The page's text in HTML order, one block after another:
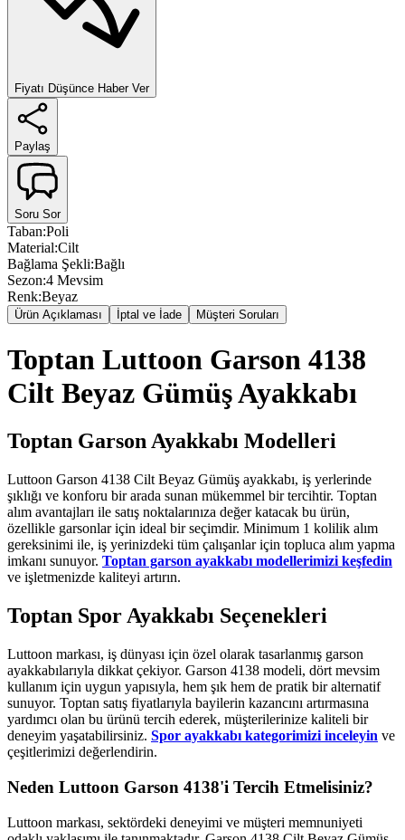
Fiyatı Düşünce Haber Ver
Paylaş
Soru Sor
Taban:Poli
Material:Cilt
Bağlama Şekli:Bağlı
Sezon:4 Mevsim
Renk:Beyaz
Ürün Açıklaması İptal ve İade Müşteri Soruları
Toptan Luttoon Garson 4138
Cilt Beyaz Gümüş Ayakkabı
Toptan Garson Ayakkabı Modelleri
Luttoon Garson 4138 Cilt Beyaz Gümüş ayakkabı, iş yerlerinde
şıklığı ve konforu bir arada sunan mükemmel bir tercihtir. Toptan
alım avantajları ile satış noktalarınıza değer katacak bu ürün,
özellikle garsonlar için ideal bir seçimdir. Minimum 1 kolilik alım
gereksinimi ile, iş yerinizdeki tüm çalışanlar için topluca alım yapma
imkanı sunuyor. Toptan garson ayakkabı modellerimizi keşfedin
ve işletmenizde kaliteyi artırın.
Toptan Spor Ayakkabı Seçenekleri
Luttoon markası, iş dünyası için özel olarak tasarlanmış garson
ayakkabılarıyla dikkat çekiyor. Garson 4138 modeli, dört mevsim
kullanım için uygun yapısıyla, hem şık hem de pratik bir alternatif
sunuyor. Toptan satış fiyatlarıyla bayilerin kazancını artırmasına
yardımcı olan bu ürünü tercih ederek, müşterilerinize kaliteli bir
deneyim yaşatabilirsiniz. Spor ayakkabı kategorimizi inceleyin ve
çeşitlerimizi değerlendirin.
Neden Luttoon Garson 4138'i Tercih Etmelisiniz?
Luttoon markası, sektördeki deneyimi ve müşteri memnuniyeti